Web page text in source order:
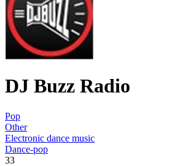
DJ Buzz Radio
Pop
Other
Electronic dance music
Dance-pop
33